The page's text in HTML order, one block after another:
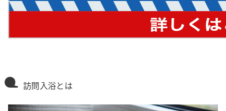
訪問入浴とは